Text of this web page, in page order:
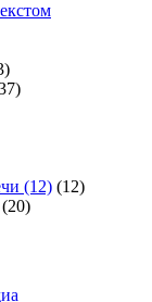
(12) (12)
(20)